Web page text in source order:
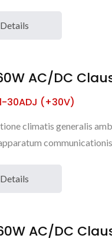
Details
AC/DC
30ADJ (+30V)
climatis generalis
Details
AC/DC